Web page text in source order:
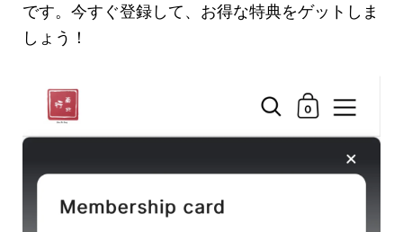
です。今すぐ登録して、お得な特典をゲットしま
しょう！